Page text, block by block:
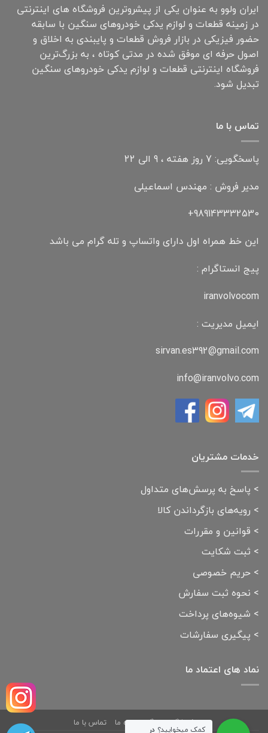
ایران ولوو به عنوان یکی از پیشروترین فروشگاه های اینترنتی
در زمینه قطعات و لوازم یدکی خودروهای سنگین با سابقه
حضور فیزیکی در بازار فروش قطعات و پایبندی به اخلاق و
اصول حرفه ای موفق شده در مدتی کوتاه ، به بزرگ‌ترین
فروشگاه اینترنتی قطعات و لوازم یدکی خودروهای سنگین
تبدیل شود.
تماس با ما
پاسخگویی: 7 روز هفته ، 9 الی 22
مدیر فروش : مهندس اسماعیلی
989143332530+
این خط همراه اول دارای واتساپ و تله گرام می باشد
پیج انستاگرام :
iranvolvocom
ایمیل مدیریت :
sirvan.es392@gmail.com
info@iranvolvo.com
خدمات مشتریان
> پاسخ به پرسش‌های متداول
> رویه‌های بازگرداندن کالا
> قوانین و مقررات
> ثبت شکایت
> حریم خصوصی
> نحوه ثبت سفارش
> شیوه‌های پرداخت
> پیگیری سفارشات
نماد های اعتماد ما
فروشگاه بلاگ درباره ما تماس با ما
کمک میخوایید؟ در